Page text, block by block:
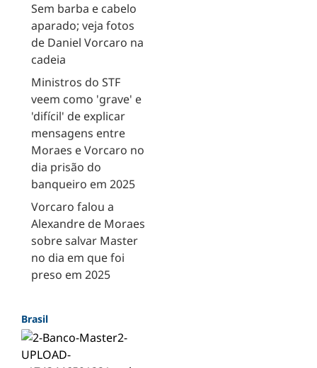
Sem barba e cabelo
aparado; veja fotos
de Daniel Vorcaro na
cadeia
Ministros do STF
veem como 'grave' e
'difícil' de explicar
mensagens entre
Moraes e Vorcaro no
dia prisão do
banqueiro em 2025
Vorcaro falou a
Alexandre de Moraes
sobre salvar Master
no dia em que foi
preso em 2025
Brasil